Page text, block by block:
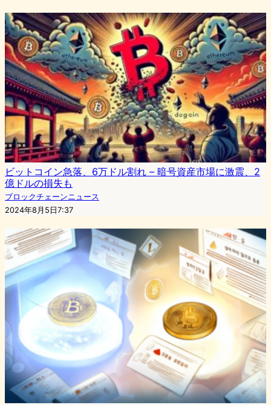
ビットコイン急落、6万ドル割れ – 暗号資産市場に激震、2
億ドルの損失も
ブロックチェーンニュース
2024年8月5日7:37